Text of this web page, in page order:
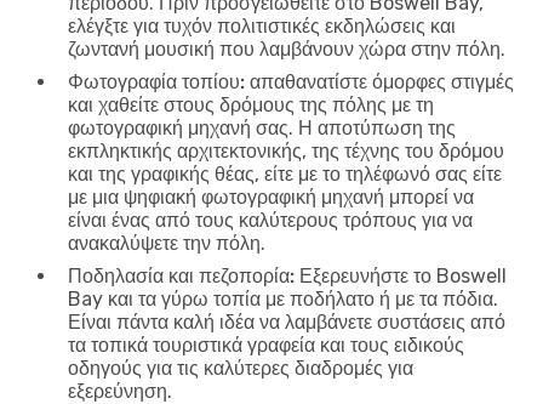
ελέγξτε για τυχόν πολιτιστικές εκδηλώσεις και
ζωντανή μουσική που λαμβάνουν χώρα στην πόλη.
Φωτογραφία τοπίου: απαθανατίστε όμορφες στιγμές
και χαθείτε στους δρόμους της πόλης με τη
φωτογραφική μηχανή σας. Η αποτύπωση της
εκπληκτικής αρχιτεκτονικής, της τέχνης του δρόμου
και της γραφικής θέας, είτε με το τηλέφωνό σας είτε
με μια ψηφιακή φωτογραφική μηχανή μπορεί να
είναι ένας από τους καλύτερους τρόπους για να
ανακαλύψετε την πόλη.
Ποδηλασία και πεζοπορία: Εξερευνήστε το Boswell
Bay και τα γύρω τοπία με ποδήλατο ή με τα πόδια.
Είναι πάντα καλή ιδέα να λαμβάνετε συστάσεις από
τα τοπικά τουριστικά γραφεία και τους ειδικούς
οδηγούς για τις καλύτερες διαδρομές για
εξερεύνηση.